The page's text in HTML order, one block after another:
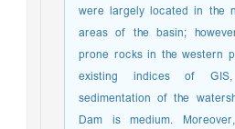
were largely located in the
areas of the basin;
prone rocks in the western
existing indices of
sedimentation of the
Dam is medium.